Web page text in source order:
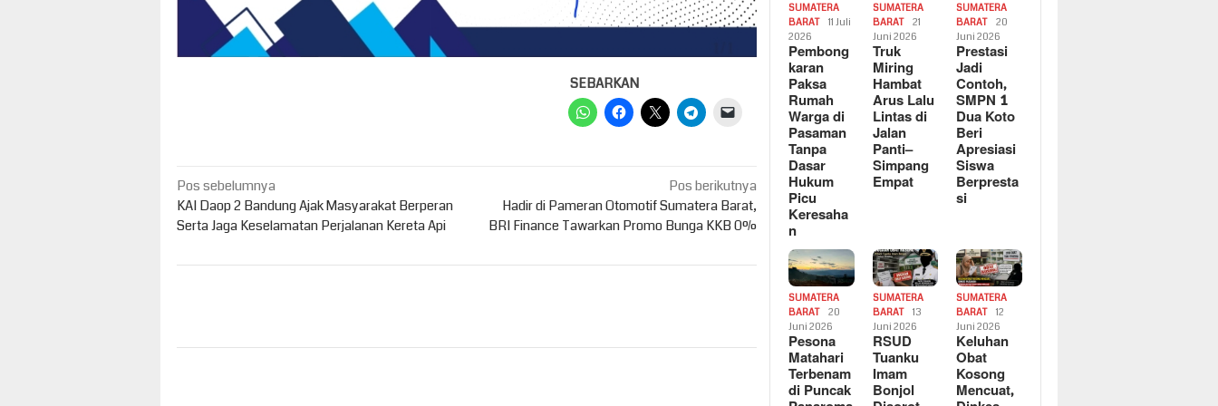
SEBARKAN
Navigasi
pos
Pos sebelumnya
KAI Daop 2 Bandung Ajak Masyarakat Berperan
Serta Jaga Keselamatan Perjalanan Kereta Api
Pos berikutnya
Hadir di Pameran Otomotif Sumatera Barat,
BRI Finance Tawarkan Promo Bunga KKB 0%
SUMATERA
BARAT
11 Juli
2026
Pembong
karan
Paksa
Rumah
Warga di
Pasaman
Tanpa
Dasar
Hukum
Picu
Keresaha
n
SUMATERA
BARAT
21
Juni 2026
Truk
Miring
Hambat
Arus Lalu
Lintas di
Jalan
Panti–
Simpang
Empat
SUMATERA
BARAT
20
Juni 2026
Prestasi
Jadi
Contoh,
SMPN 1
Dua Koto
Beri
Apresiasi
Siswa
Berpresta
si
SUMATERA
BARAT
20
Juni 2026
Pesona
Matahari
Terbenam
di Puncak
SUMATERA
BARAT
13
Juni 2026
RSUD
Tuanku
Imam
Bonjol
SUMATERA
BARAT
12
Juni 2026
Keluhan
Obat
Kosong
Mencuat,